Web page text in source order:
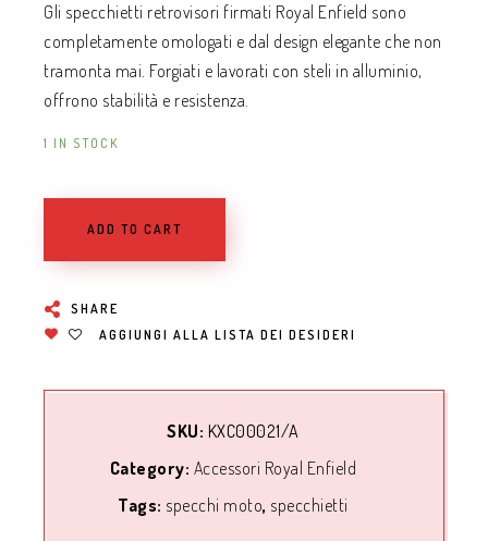
Gli specchietti retrovisori firmati Royal Enfield sono
completamente omologati e dal design elegante che non
tramonta mai. Forgiati e lavorati con steli in alluminio,
offrono stabilità e resistenza.
1 IN STOCK
ADD TO CART
SHARE
AGGIUNGI ALLA LISTA DEI DESIDERI
SKU: KXC00021/A
Category: Accessori Royal Enfield
Tags: specchi moto, specchietti